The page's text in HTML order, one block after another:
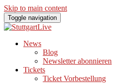
Skip to main content
Toggle navigation
News
Blog
Newsletter abonnieren
Tickets
Ticket Vorbestellung